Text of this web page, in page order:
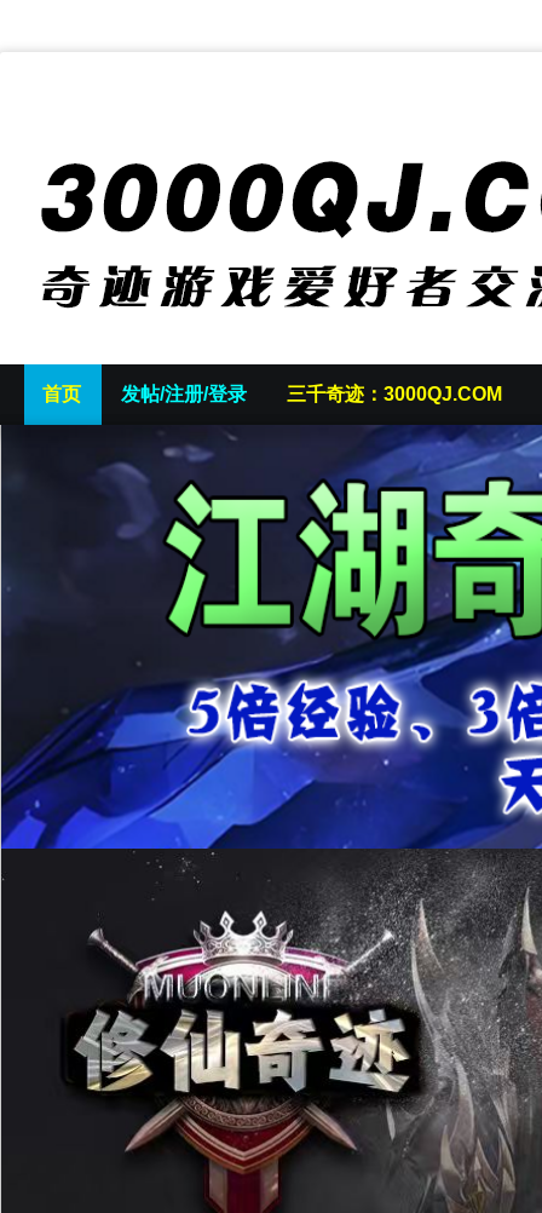
首页 发帖/注册/登录 三千奇迹：3000QJ.COM